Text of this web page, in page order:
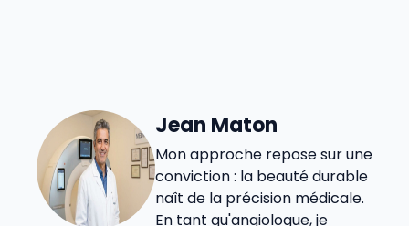
Jean Maton
Mon approche repose sur une
conviction : la beauté durable
naît de la précision médicale.
En tant qu'angiologue, je